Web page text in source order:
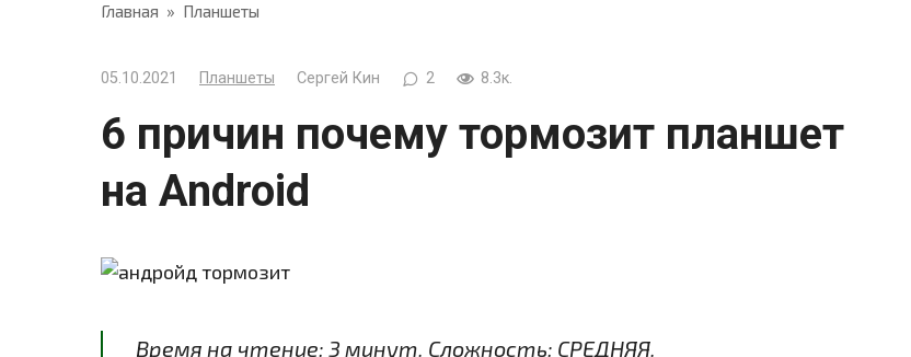
Главная » Планшеты
05.10.2021 Планшеты Сергей Кин 2 8.3к.
6 причин почему тормозит планшет
на Android
Время на чтение: 3 минут. Сложность: СРЕДНЯЯ.